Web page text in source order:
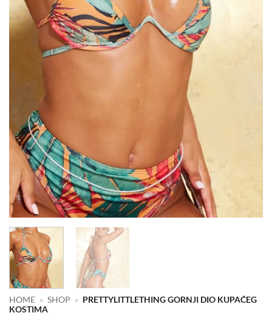
HOME » SHOP » PRETTYLITTLETHING GORNJI DIO KUPAĆEG
KOSTIMA